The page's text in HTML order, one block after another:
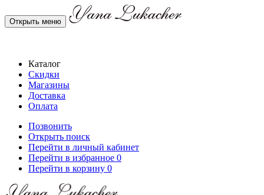
Открыть меню
Каталог
Скидки
Магазины
Доставка
Оплата
Позвонить
Открыть поиск
Перейти в личный кабинет
Перейти в избранное 0
Перейти в корзину 0